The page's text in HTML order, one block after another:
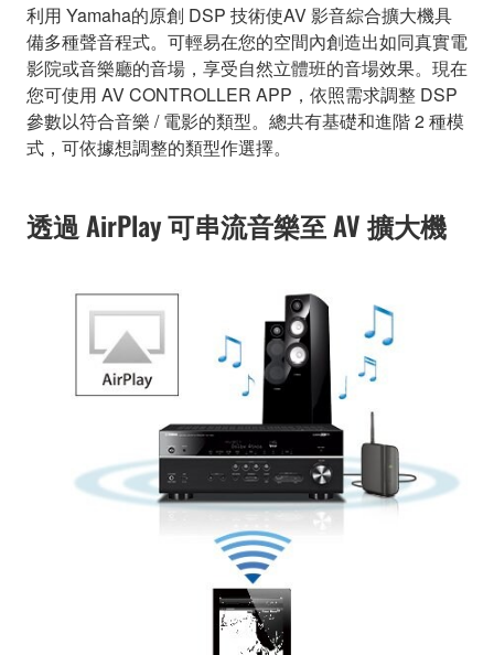
利用 Yamaha的原創 DSP 技術使AV 影音綜合擴大機具
備多種聲音程式。可輕易在您的空間內創造出如同真實電
影院或音樂廳的音場，享受自然立體班的音場效果。現在
您可使用 AV CONTROLLER APP，依照需求調整 DSP
參數以符合音樂 / 電影的類型。總共有基礎和進階 2 種模
式，可依據想調整的類型作選擇。
透過 AirPlay 可串流音樂至 AV 擴大機